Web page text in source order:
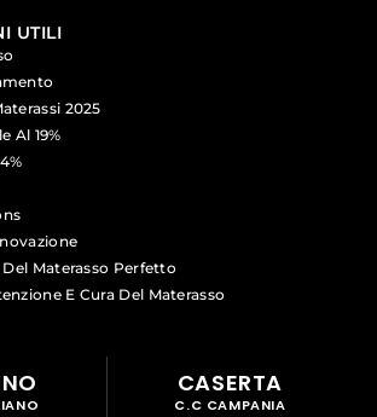
UTILI
2025
Al 19%
Materasso Perfetto
E Cura Del Materasso
CASERTA
C.C CAMPANIA